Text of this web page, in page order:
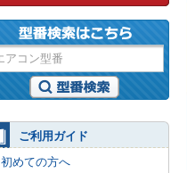
ご利用ガイド
初めての方へ